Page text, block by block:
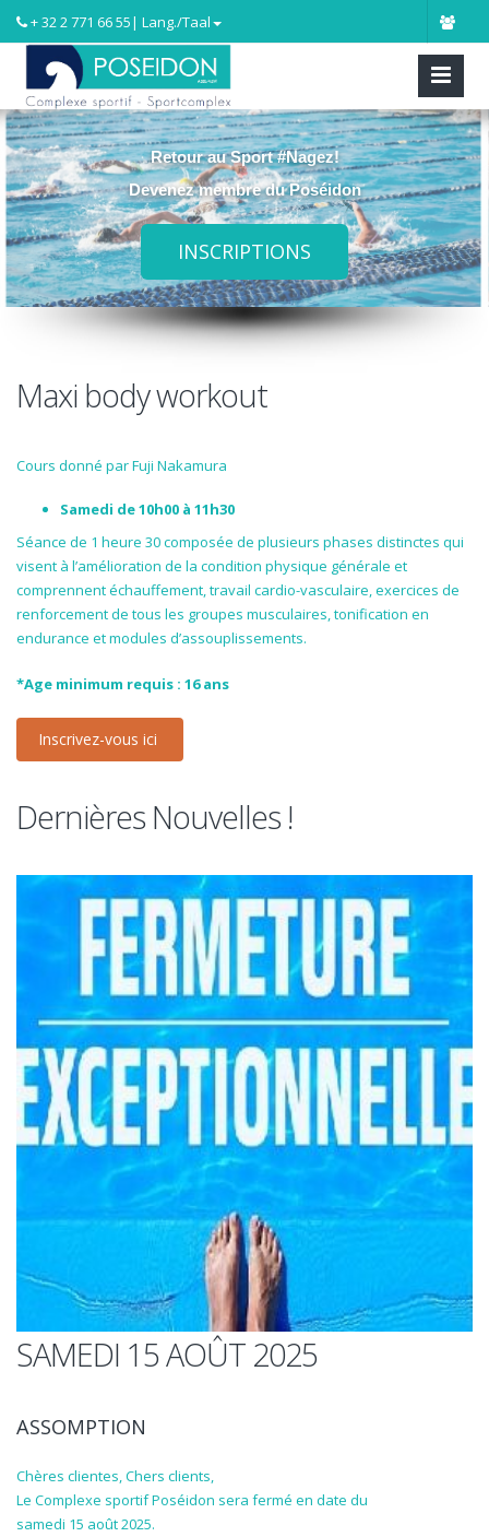
+ 32 2 771 66 55 | Lang./Taal
Retour au Sport #Nagez!
Devenez membre du Poséidon
INSCRIPTIONS
Maxi body workout
Cours donné par Fuji Nakamura
Samedi de 10h00 à 11h30
Séance de 1 heure 30 composée de plusieurs phases distinctes qui
visent à l’amélioration de la condition physique générale et
comprennent échauffement, travail cardio-vasculaire, exercices de
renforcement de tous les groupes musculaires, tonification en
endurance et modules d’assouplissements.
*Age minimum requis : 16 ans
Inscrivez-vous ici
Dernières Nouvelles !
SAMEDI 15 AOÛT 2025
ASSOMPTION
Chères clientes, Chers clients,
Le Complexe sportif Poséidon sera fermé en date du
samedi 15 août 2025.